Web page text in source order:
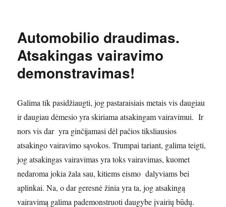
Automobilio draudimas.
Atsakingas vairavimo
demonstravimas!
Galima tik pasidžiaugti, jog pastaraisiais metais vis daugiau
ir daugiau dėmesio yra skiriama atsakingam vairavimui. Ir
nors vis dar yra ginčijamasi dėl pačios tiksliausios
atsakingo vairavimo sąvokos. Trumpai tariant, galima teigti,
jog atsakingas vairavimas yra toks vairavimas, kuomet
nedaroma jokia žala sau, kitiems eismo dalyviams bei
aplinkai. Na, o dar geresnė žinia yra ta, jog atsakingą
vairavimą galima pademonstruoti daugybe įvairių būdų.